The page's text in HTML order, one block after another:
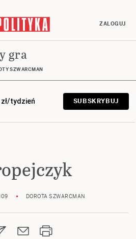
ZALOGUJ
gra
SZWARCMAN
zł/tydzień SUBSKRYBUJ
DOROTA SZWARCMAN